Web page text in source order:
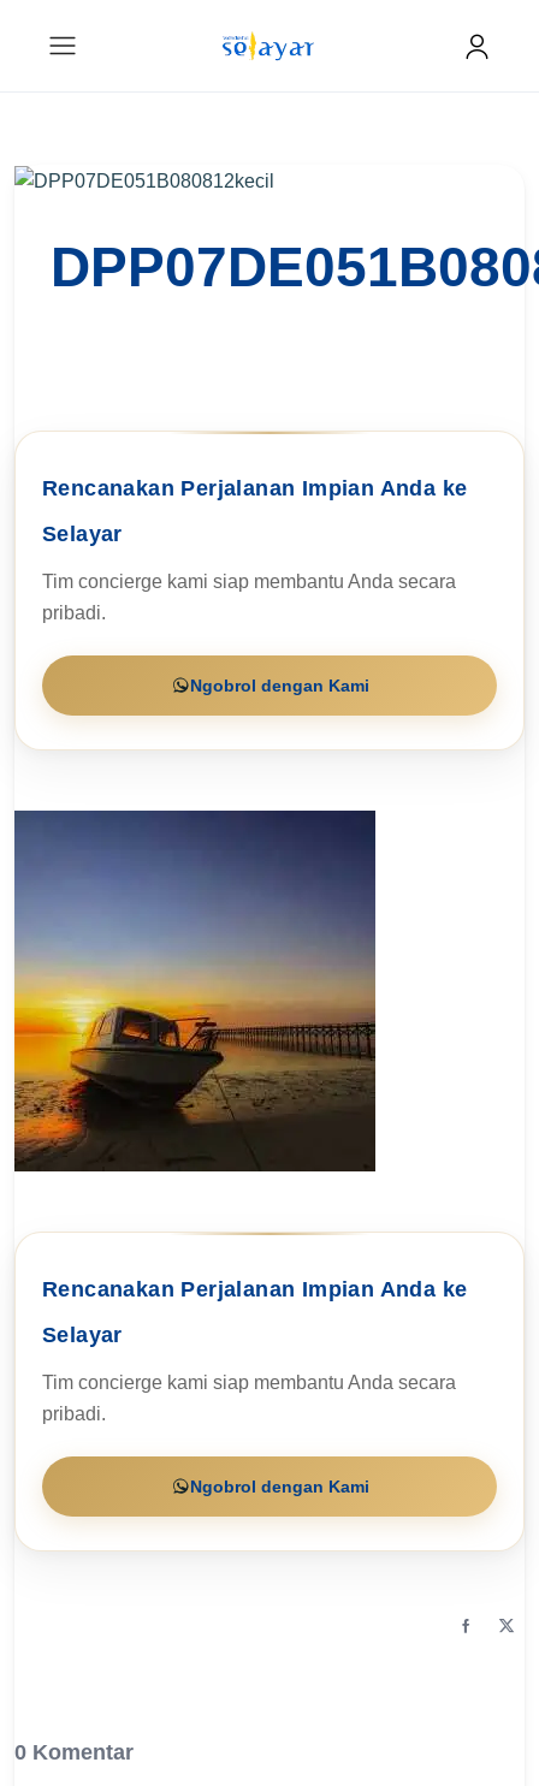
Rencanakan Perjalanan Impian Anda ke
Selayar
Tim concierge kami siap membantu Anda secara
pribadi.
Ngobrol dengan Kami
Rencanakan Perjalanan Impian Anda ke
Selayar
Tim concierge kami siap membantu Anda secara
pribadi.
Ngobrol dengan Kami
0 Komentar